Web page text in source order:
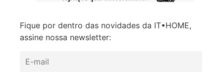
Fique por dentro das novidades da IT•HOME,
assine nossa newsletter: